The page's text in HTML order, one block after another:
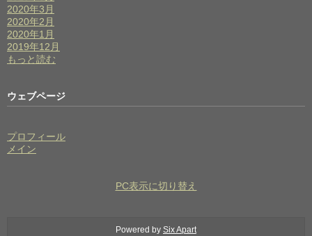
2020年3月
2020年2月
2020年1月
2019年12月
もっと読む
ウェブページ
プロフィール
メイン
PC表示に切り替え
Powered by Six Apart